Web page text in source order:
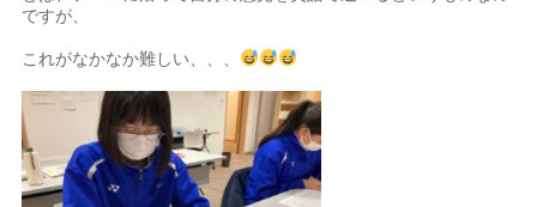
ですが、
これがなかなか難しい、、、